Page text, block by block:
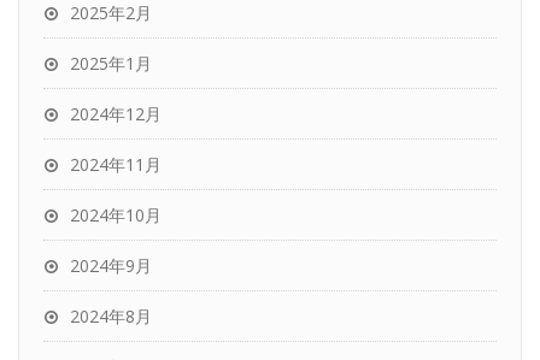
2025年2月
2025年1月
2024年12月
2024年11月
2024年10月
2024年9月
2024年8月